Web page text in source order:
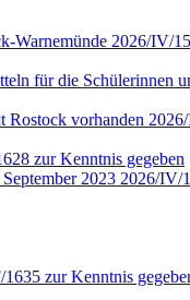
Warnemünde 2026/IV/
für die Schülerinnen
Rostock vorhanden
zur Kenntnis gegeben
2023 2026/
zur Kenntnis